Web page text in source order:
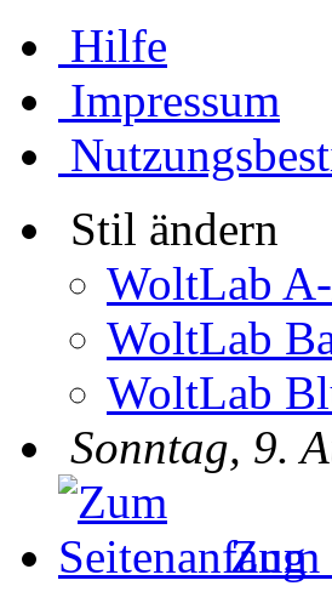
Hilfe
Impressum
Stil ändern
WoltLab
WoltLab
WoltLab
Sonntag, 9.
Zum